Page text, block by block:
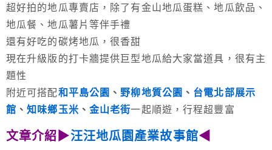
超好拍的地瓜專賣店，除了有金山地瓜蛋糕、地瓜飲品、
地瓜餐、地瓜薯片等伴手禮
還有好吃的碳烤地瓜，很香甜
現在升級版的打卡牆提供巨型地瓜給大家當道具，很有主
題性
附近可搭配和平島公園 、 野柳地質公園 、 台電北部展示
館 、知味鄉玉米 、 金山老街一起順遊，行程超豐富
文章介紹▶汪汪地瓜園產業故事館◀